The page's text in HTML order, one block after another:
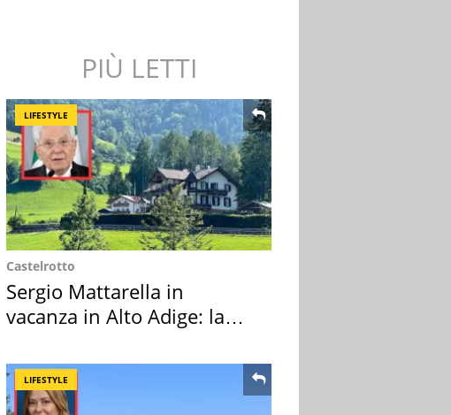
PIÙ LETTI
LIFESTYLE
Castelrotto
Sergio Mattarella in
vacanza in Alto Adige: la
LIFESTYLE